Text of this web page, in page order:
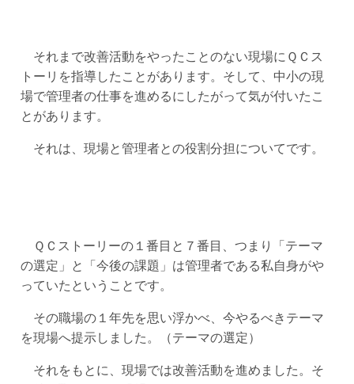
それまで改善活動をやったことのない現場にＱＣス
トーリを指導したことがあります。そして、中小の現
場で管理者の仕事を進めるにしたがって気が付いたこ
とがあります。
それは、現場と管理者との役割分担についてです。
ＱＣストーリーの１番目と７番目、つまり「テーマ
の選定」と「今後の課題」は管理者である私自身がや
っていたということです。
その職場の１年先を思い浮かべ、今やるべきテーマ
を現場へ提示しました。（テーマの選定）
それをもとに、現場では改善活動を進めました。そ